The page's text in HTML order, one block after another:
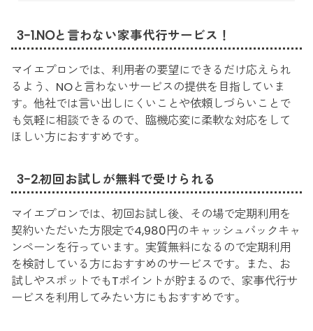
3-1.NOと言わない家事代行サービス！
マイエプロンでは、利用者の要望にできるだけ応えられ
るよう、NOと言わないサービスの提供を目指していま
す。他社では言い出しにくいことや依頼しづらいことで
も気軽に相談できるので、臨機応変に柔軟な対応をして
ほしい方におすすめです。
3-2.初回お試しが無料で受けられる
マイエプロンでは、初回お試し後、その場で定期利用を
契約いただいた方限定で4,980円のキャッシュバックキャ
ンペーンを行っています。実質無料になるので定期利用
を検討している方におすすめのサービスです。また、お
試しやスポットでもTポイントが貯まるので、家事代行サ
ービスを利用してみたい方にもおすすめです。